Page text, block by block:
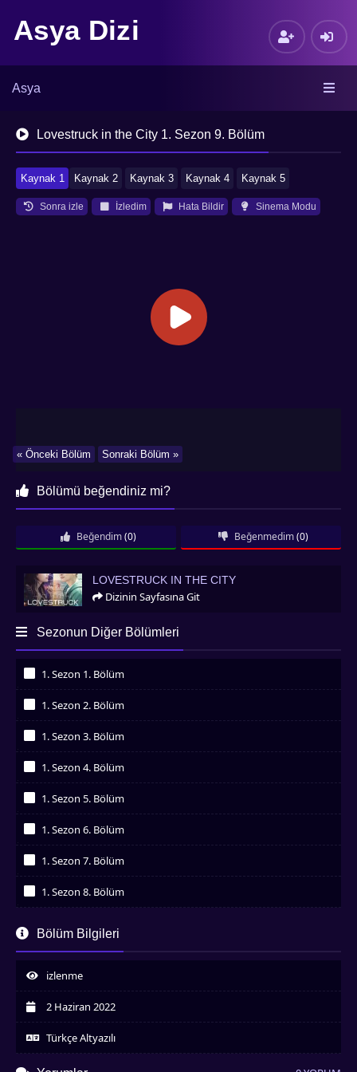
Asya Dizi
Asya
Lovestruck in the City 1. Sezon 9. Bölüm
Kaynak 1 Kaynak 2 Kaynak 3 Kaynak 4 Kaynak 5
Sonra izle İzledim Hata Bildir Sinema Modu
Sonraki Bölüm »
« Önceki Bölüm
Bölümü beğendiniz mi?
Beğendim (0) Beğenmedim (0)
Lovestruck in the City
LOVESTRUCK IN THE CITY
Dizinin Sayfasına Git
Sezonun Diğer Bölümleri
1. Sezon 1. Bölüm
1. Sezon 2. Bölüm
1. Sezon 3. Bölüm
1. Sezon 4. Bölüm
1. Sezon 5. Bölüm
1. Sezon 6. Bölüm
1. Sezon 7. Bölüm
1. Sezon 8. Bölüm
İzledim
İzledim
1. Sezon 10. Bölüm
İzledim
İzledim
İzledim
1. Sezon 13. Bölüm
Bölüm Bilgileri
izlenme
2 Haziran 2022
Türkçe Altyazılı